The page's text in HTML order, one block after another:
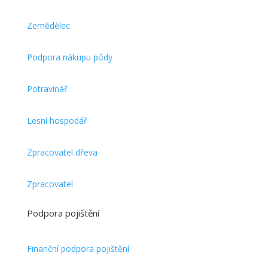
Zemědělec
Podpora nákupu půdy
Potravinář
Lesní hospodář
Zpracovatel dřeva
Zpracovatel
Podpora pojištění
Finanční podpora pojištění